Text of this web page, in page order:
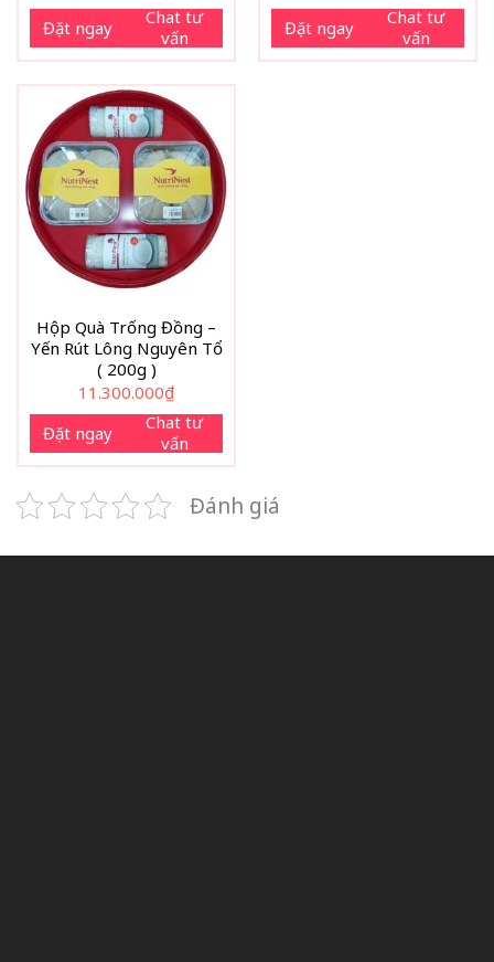
Đặt ngay
Chat tư
vấn
Đặt ngay
Chat tư
vấn
Hộp Quà Trống Đồng –
Yến Rút Lông Nguyên Tổ
( 200g )
11.300.000₫
Đặt ngay
Chat tư
vấn
Đánh giá